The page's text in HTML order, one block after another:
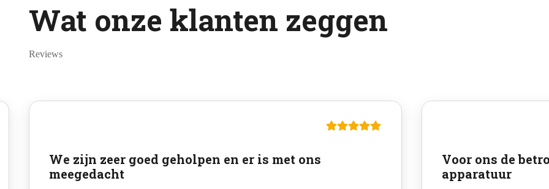
Wat onze klanten zeggen
Reviews
We zijn zeer goed geholpen en er is met ons
meegedacht
Voor ons de
apparatuur